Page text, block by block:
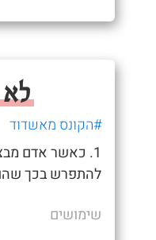
#הקונס מאשדוד
1. כאשר אדם
להתפרש בכך
שימושים